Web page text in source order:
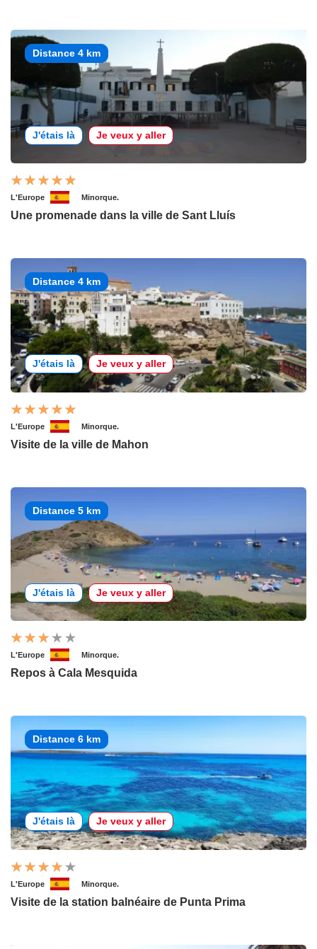
Distance 4 km
J'étais là Je veux y aller
L'Europe Minorque.
Une promenade dans la ville de Sant Lluís
Distance 4 km
J'étais là Je veux y aller
L'Europe Minorque.
Visite de la ville de Mahon
Distance 5 km
J'étais là Je veux y aller
L'Europe Minorque.
Repos à Cala Mesquida
Distance 6 km
J'étais là Je veux y aller
L'Europe Minorque.
Visite de la station balnéaire de Punta Prima